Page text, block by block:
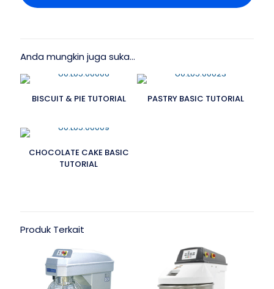
Anda mungkin juga suka…
BISCUIT & PIE TUTORIAL PASTRY BASIC TUTORIAL
CHOCOLATE CAKE BASIC
TUTORIAL
Produk Terkait